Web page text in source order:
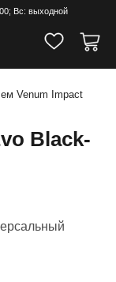
Вс: выходной
Venum Impact
Black-